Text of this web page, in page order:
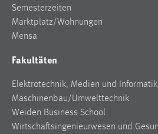
Semesterzeiten
Marktplatz/Wohnungen
Mensa
Fakultäten
Elektrotechnik, Medien und Informatik
Maschinenbau/Umwelttechnik
Weiden Business School
Wirtschaftsingenieurwesen und
Zweck:
Zugriffsstatistik
Max. 13 Monate
MARKETING
Marketing Cookies werden von